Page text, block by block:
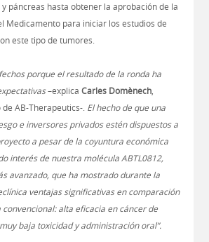
páncreas hasta obtener la aprobación de la
Medicamento para iniciar los estudios de
este tipo de tumores.
porque el resultado de la ronda ha
–explicaCarles Domènech
AB-Therapeutics-. El hecho de que una
e inversores privados estén dispuestos a
a pesar de la coyuntura económica
interés de nuestra molécula ABTL0812,
avanzado, que ha mostrado durante la
ventajas significativas en comparación
alta eficacia en cáncer de
baja toxicidad y administración oral”.